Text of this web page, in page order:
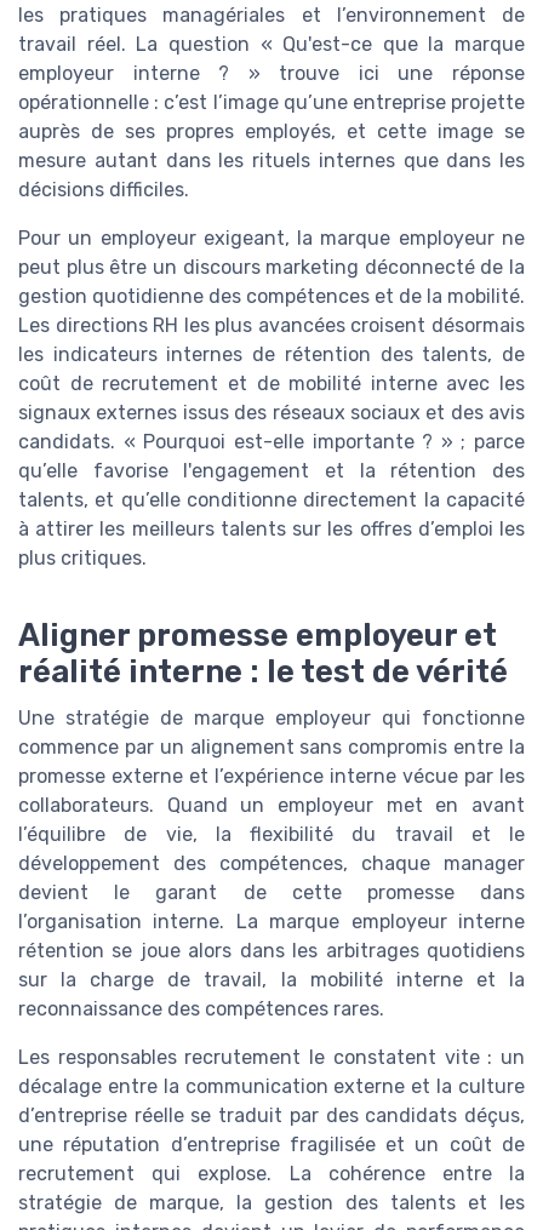
les pratiques managériales et l’environnement de
travail réel. La question « Qu'est-ce que la marque
employeur interne ? » trouve ici une réponse
opérationnelle : c’est l’image qu’une entreprise projette
auprès de ses propres employés, et cette image se
mesure autant dans les rituels internes que dans les
décisions difficiles.
Pour un employeur exigeant, la marque employeur ne
peut plus être un discours marketing déconnecté de la
gestion quotidienne des compétences et de la mobilité.
Les directions RH les plus avancées croisent désormais
les indicateurs internes de rétention des talents, de
coût de recrutement et de mobilité interne avec les
signaux externes issus des réseaux sociaux et des avis
candidats. « Pourquoi est-elle importante ? » ; parce
qu’elle favorise l'engagement et la rétention des
talents, et qu’elle conditionne directement la capacité
à attirer les meilleurs talents sur les offres d’emploi les
plus critiques.
Aligner promesse employeur et
réalité interne : le test de vérité
Une stratégie de marque employeur qui fonctionne
commence par un alignement sans compromis entre la
promesse externe et l’expérience interne vécue par les
collaborateurs. Quand un employeur met en avant
l’équilibre de vie, la flexibilité du travail et le
développement des compétences, chaque manager
devient le garant de cette promesse dans
l’organisation interne. La marque employeur interne
rétention se joue alors dans les arbitrages quotidiens
sur la charge de travail, la mobilité interne et la
reconnaissance des compétences rares.
Les responsables recrutement le constatent vite : un
décalage entre la communication externe et la culture
d’entreprise réelle se traduit par des candidats déçus,
une réputation d’entreprise fragilisée et un coût de
recrutement qui explose. La cohérence entre la
stratégie de marque, la gestion des talents et les